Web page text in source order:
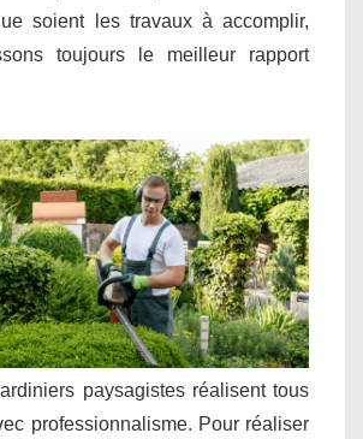
soient les travaux à accomplir,
toujours le meilleur rapport
paysagistes réalisent tous
professionnalisme. Pour réaliser